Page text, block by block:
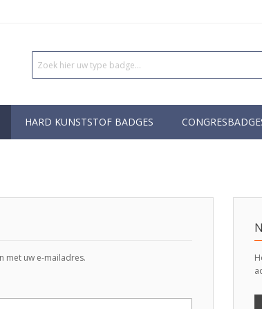
HARD KUNSTSTOF BADGES
met uw e-mailadres.